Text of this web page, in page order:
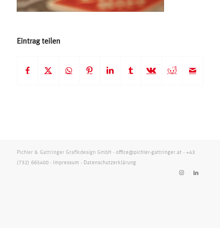
Eintrag teilen
Pichler & Gattringer Grafikdesign GmbH - office@pichler-gattringer.at - +43
(732) 665400- Impressum - Datenschutzerklärung